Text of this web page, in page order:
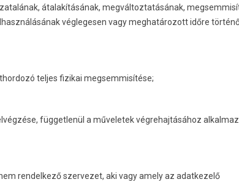
átalakításának, megváltoztatásának,
véglegesen vagy meghatározott időre
teljes fizikai megsemmisítése;
függetlenül a műveletek végrehajtásához
rendelkező szervezet, aki vagy amely az adatkezelő